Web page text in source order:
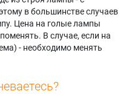
в большинстве случаев
Цена на голые лампы
В случае, если на
- необходимо менять